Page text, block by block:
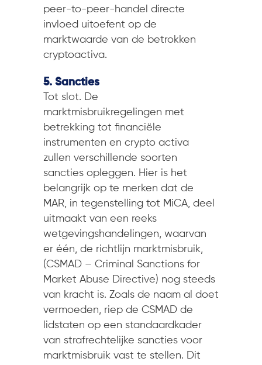
peer-to-peer-handel directe
invloed uitoefent op de
marktwaarde van de betrokken
cryptoactiva.
5. Sancties
Tot slot. De
marktmisbruikregelingen met
betrekking tot financiële
instrumenten en crypto activa
zullen verschillende soorten
sancties opleggen. Hier is het
belangrijk op te merken dat de
MAR, in tegenstelling tot MiCA, deel
uitmaakt van een reeks
wetgevingshandelingen, waarvan
er één, de richtlijn marktmisbruik,
(CSMAD – Criminal Sanctions for
Market Abuse Directive) nog steeds
van kracht is. Zoals de naam al doet
vermoeden, riep de CSMAD de
lidstaten op een standaardkader
van strafrechtelijke sancties voor
marktmisbruik vast te stellen. Dit